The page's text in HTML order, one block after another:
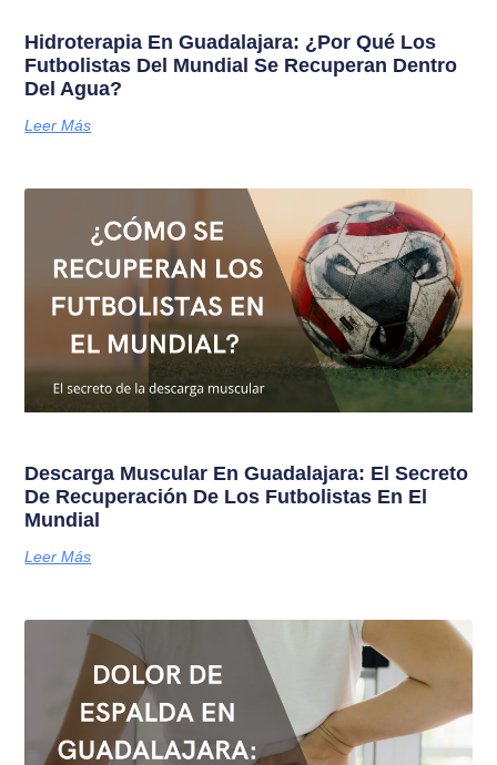
Hidroterapia En Guadalajara: ¿Por Qué Los
Futbolistas Del Mundial Se Recuperan Dentro
Del Agua?
Leer Más
Descarga Muscular En Guadalajara: El Secreto
De Recuperación De Los Futbolistas En El
Mundial
Leer Más